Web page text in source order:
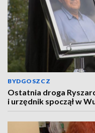
BYDGOSZCZ
Ostatnia droga
i urzędnik spoczął w